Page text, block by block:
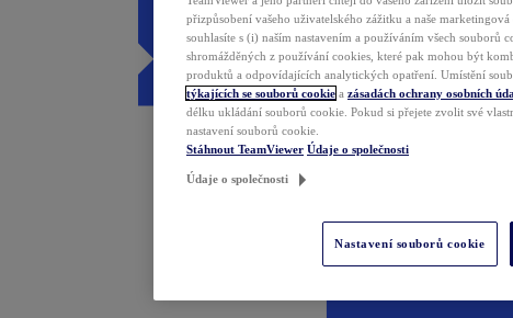
přizpůsobení vašeho uživatelského zážitku a naše
souhlasíte s (i) naším nastavením a používáním všech souborů
shromážděných z používání cookies, které pak mohou být
produktů a odpovídajících analytických opatření. Umístění
týkajících se souborů cookie a zásadách ochrany osobních
délku ukládání souborů cookie. Pokud si přejete zvolit své
nastavení souborů cookie.
Stáhnout TeamViewer Údaje o společnosti
Údaje o společnosti
Nastavení souborů cookie